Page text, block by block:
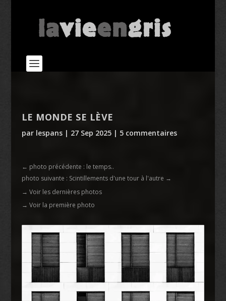
LE MONDE SE LÈVE
par lespans| 27 Sep 2025| 5 commentaires
← photo précédente : le temps..
photo suivante : Scintillements d'une tour à l'autre →
→ Voir les dernières photos
→ Voir la première photo